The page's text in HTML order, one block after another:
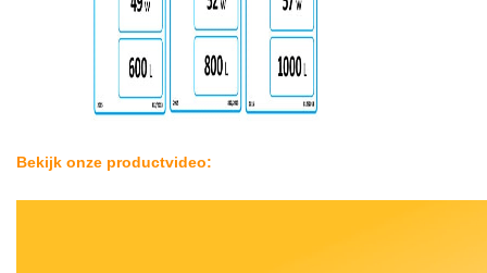
Bekijk onze productvideo: